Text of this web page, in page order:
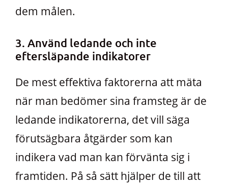
dem målen.
3. Använd ledande och inte
eftersläpande indikatorer
De mest effektiva faktorerna att mäta
när man bedömer sina framsteg är de
ledande indikatorerna, det vill säga
förutsägbara åtgärder som kan
indikera vad man kan förvänta sig i
framtiden. På så sätt hjälper de till att